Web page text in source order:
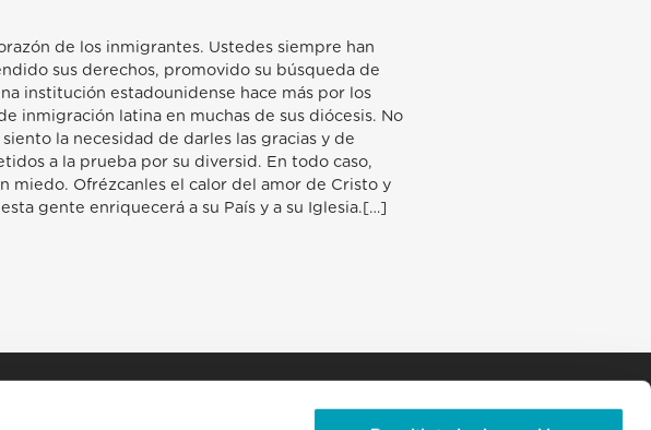
de los inmigrantes. Ustedes siempre han
sus derechos, promovido su búsqueda de
institución estadounidense hace más por los
inmigración latina en muchas de sus diócesis. No
la necesidad de darles las gracias y de
a la prueba por su diversid. En todo caso,
miedo. Ofrézcanles el calor del amor de Cristo y
gente enriquecerá a su País y a su Iglesia.[…]